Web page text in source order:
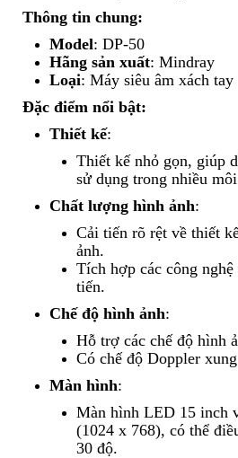
Thông tin chung:
Model: DP-50
Hãng sản xuất: Mindray
Loại: Máy siêu âm xách tay
Đặc điểm nổi bật:
Thiết kế:
Thiết kế nhỏ gọn, giúp
sử dụng trong nhiều
Chất lượng hình ảnh:
Cải tiến rõ rệt về thiết
ảnh.
Tích hợp các công
tiến.
Chế độ hình ảnh:
Hỗ trợ các chế độ hình
Có chế độ Doppler
Màn hình:
Màn hình LED 15 inch
(1024 x 768), có thể
30 độ.